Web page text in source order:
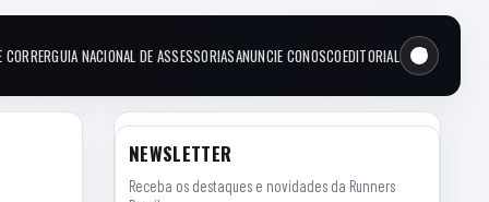
CORRERGUIA NACIONAL DE ASSESSORIASANUNCIE CONOSCOEDITORIAL
NEWSLETTER
Receba os destaques e novidades da Runners